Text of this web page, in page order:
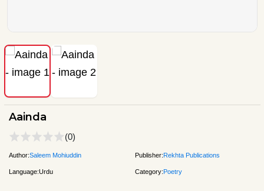
Aainda
(0)
Author:Saleem Mohiuddin Publisher:Rekhta Publications
Language:Urdu Category:Poetry